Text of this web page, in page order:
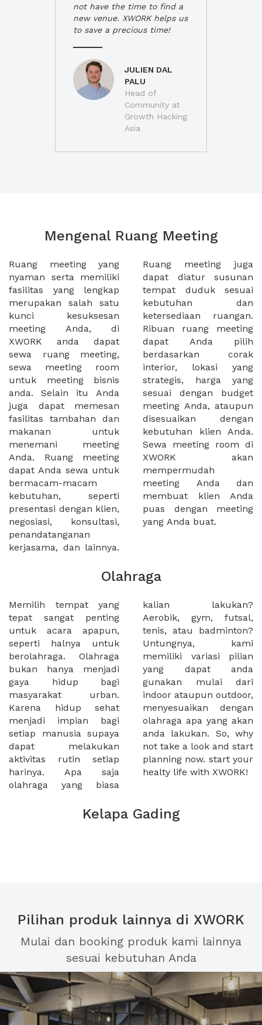
not have the time to find a
new venue. XWORK helps us
to save a precious time!
JULIEN DAL
PALU
Head of
Community at
Growth Hacking
Asia
Mengenal Ruang Meeting
Ruang meeting yang
nyaman serta memiliki
fasilitas yang lengkap
merupakan salah satu
kunci kesuksesan
meeting Anda, di
XWORK anda dapat
sewa ruang meeting,
sewa meeting room
untuk meeting bisnis
anda. Selain itu Anda
juga dapat memesan
fasilitas tambahan dan
makanan untuk
menemani meeting
Anda. Ruang meeting
dapat Anda sewa untuk
bermacam-macam
kebutuhan, seperti
presentasi dengan klien,
negosiasi, konsultasi,
penandatanganan
kerjasama, dan lainnya.
Ruang meeting juga
dapat diatur susunan
tempat duduk sesuai
kebutuhan dan
ketersediaan ruangan.
Ribuan ruang meeting
dapat Anda pilih
berdasarkan corak
interior, lokasi yang
strategis, harga yang
sesuai dengan budget
meeting Anda, ataupun
disesuaikan dengan
kebutuhan klien Anda.
Sewa meeting room di
XWORK akan
mempermudah
meeting Anda dan
membuat klien Anda
puas dengan meeting
yang Anda buat.
Olahraga
Memilih tempat yang
tepat sangat penting
untuk acara apapun,
seperti halnya untuk
berolahraga. Olahraga
bukan hanya menjadi
gaya hidup bagi
masyarakat urban.
Karena hidup sehat
menjadi impian bagi
setiap manusia supaya
dapat melakukan
aktivitas rutin setiap
harinya. Apa saja
olahraga yang biasa
kalian lakukan?
Aerobik, gym, futsal,
tenis, atau badminton?
Untungnya, kami
memiliki variasi pilian
yang dapat anda
gunakan mulai dari
indoor ataupun outdoor,
menyesuaikan dengan
olahraga apa yang akan
anda lakukan. So, why
not take a look and start
planning now. start your
healty life with XWORK!
Kelapa Gading
Pilihan produk lainnya di XWORK
Mulai dan booking produk kami lainnya
sesuai kebutuhan Anda